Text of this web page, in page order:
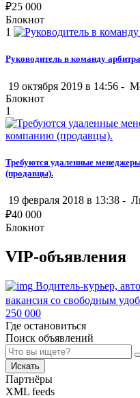
₽25 000
Блокнот
1
Руководитель в команду
19 октября 2019 в 14:56 -
Блокнот
1
Требуются удаленные
(продавцы).
19 февраля 2018 в 13:38 -
₽40 000
Блокнот
VIP-объявления
Водитель-курьер,
вакансия со свободным
250 000
Где остановиться
Поиск объявлений
Искать
Партнёры
XML feeds